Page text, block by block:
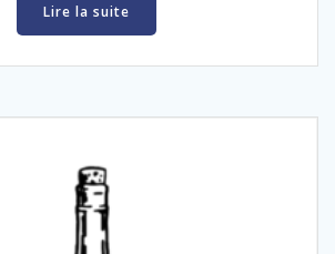
Lire la suite